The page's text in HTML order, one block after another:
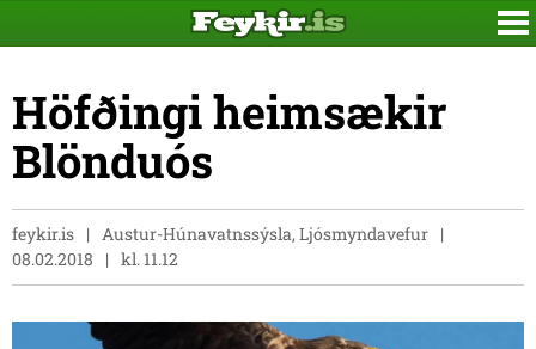
Höfðingi heimsækir
Blönduós
feykir.is
Austur-Húnavatnssýsla, Ljósmyndavefur
08.02.2018
kl. 11.12